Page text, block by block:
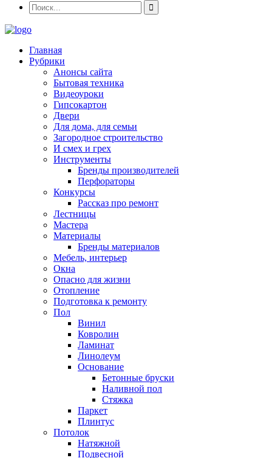
Главная
Рубрики
Анонсы сайта
Бытовая техника
Видеоуроки
Гипсокартон
Двери
Для дома, для семьи
Загородное строительство
И смех и грех
Инструменты
Бренды производителей
Перфораторы
Конкурсы
Рассказ про ремонт
Лестницы
Мастера
Материалы
Бренды материалов
Мебель, интерьер
Окна
Опасно для жизни
Отопление
Подготовка к ремонту
Пол
Винил
Ковролин
Ламинат
Линолеум
Основание
Бетонные бруски
Наливной пол
Стяжка
Паркет
Плинтус
Потолок
Натяжной
Подвесной